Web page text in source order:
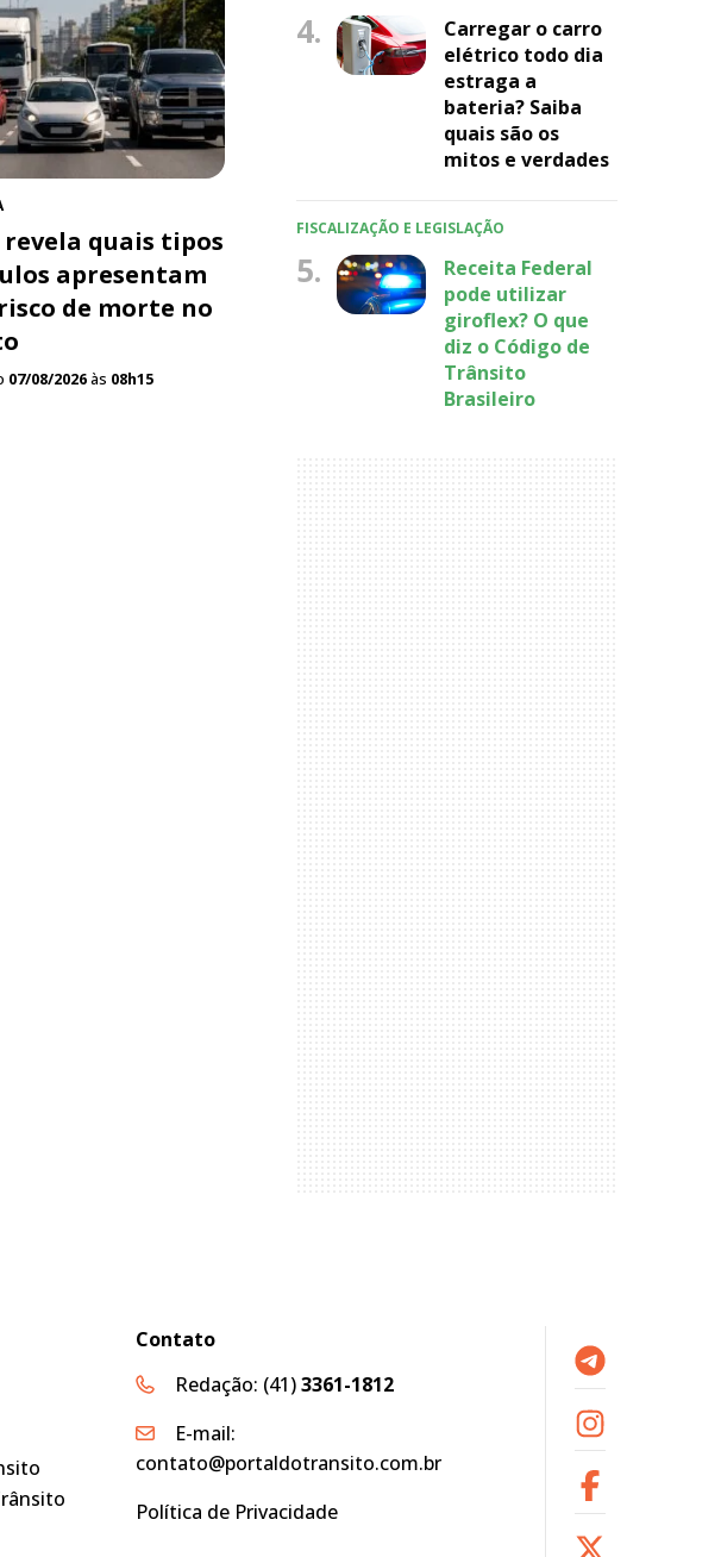
revela quais tipos
apresentam
de morte no
07/08/2026às 08h15
4.
Carregar o carro
elétrico todo dia
estraga a
bateria? Saiba
quais são os
mitos e verdades
FISCALIZAÇÃO E LEGISLAÇÃO
5.
Receita Federal
pode utilizar
giroflex? O que
diz o Código de
Trânsito
Brasileiro
Contato
Redação: (41)3361-1812
E-mail:
contato@portaldotransito.com.br
Política de Privacidade